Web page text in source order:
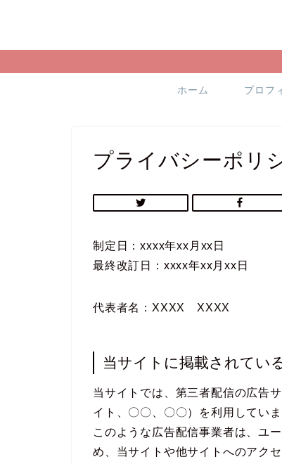
ホーム プロフ
プライバシーポリ
制定日：xxxx年xx月xx日
最終改訂日：xxxx年xx月xx日
代表者名：XXXX XXXX
当サイトに掲載されてい
当サイトでは、第三者配信の広告
イト、〇〇、〇〇）を利用していま
このような広告配信事業者は、ユ
め、当サイトや他サイトへのアク